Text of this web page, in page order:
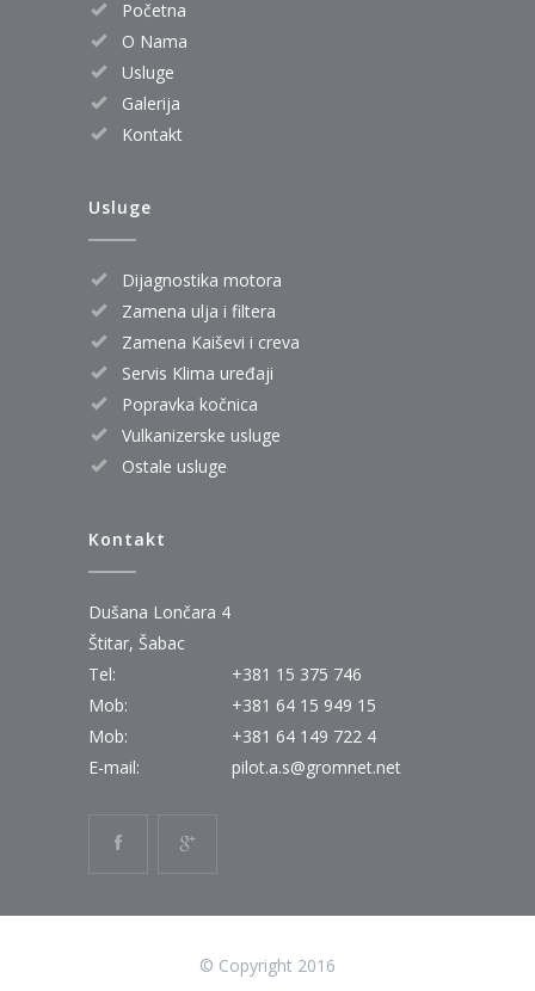
Početna
O Nama
Usluge
Galerija
Kontakt
Usluge
Dijagnostika motora
Zamena ulja i filtera
Zamena Kaiševi i creva
Servis Klima uređaji
Popravka kočnica
Vulkanizerske usluge
Ostale usluge
Kontakt
Dušana Lončara 4
Štitar, Šabac
Tel:
+381 15 375 746
Mob:
+381 64 15 949 15
Mob:
+381 64 149 722 4
E-mail:
pilot.a.s@gromnet.net
© Copyright 2016